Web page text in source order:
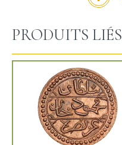
PRODUITS LIÉS